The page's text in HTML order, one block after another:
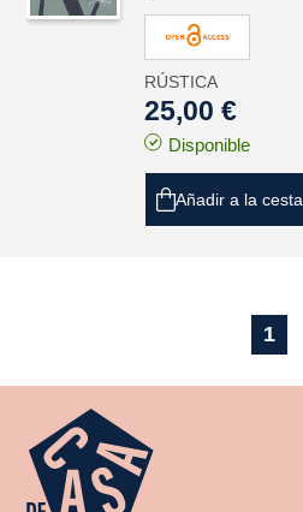
RÚSTICA
25,00 €
Disponible
Añadir a la cesta
1